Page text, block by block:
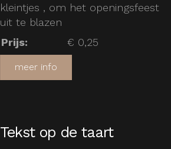
kleintjes , om het openingsfeest
uit te blazen
Prijs: € 0,25
meer info
Tekst op de taart